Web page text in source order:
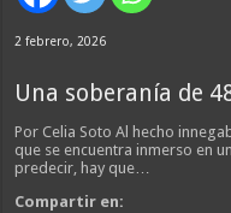
2 febrero, 2026
Una soberanía de
Por Celia Soto Al hecho
que se encuentra inmerso en
predecir, hay que…
Compartir en: